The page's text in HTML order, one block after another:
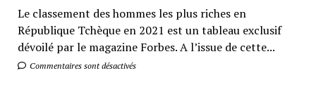
Le classement des hommes les plus riches en
République Tchèque en 2021 est un tableau exclusif
dévoilé par le magazine Forbes. A l’issue de cette...
Commentaires sont désactivés